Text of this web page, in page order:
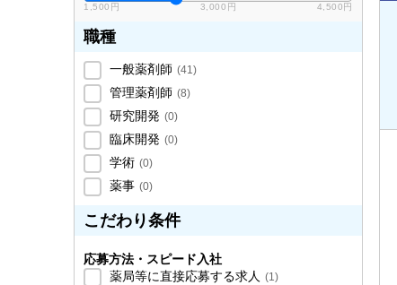
1,500円 3,000円 4,500円
職種
一般薬剤師 (41)
管理薬剤師 (8)
研究開発 (0)
臨床開発 (0)
学術 (0)
薬事 (0)
こだわり条件
応募方法・スピード入社
薬局等に直接応募する求人 (1)